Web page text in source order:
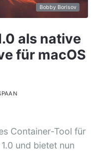
Bobby Borisov
als native
für macOS
Container-Tool für
und bietet nun